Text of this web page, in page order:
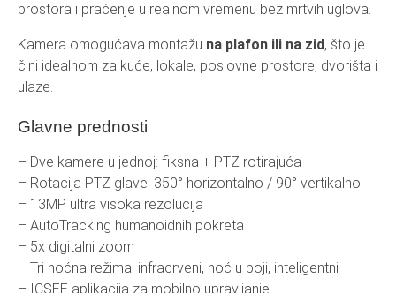
prostora i praćenje u realnom vremenu bez mrtvih uglova.
Kamera omogućava montažu na plafon ili na zid, što je
čini idealnom za kuće, lokale, poslovne prostore, dvorišta i
ulaze.
Glavne prednosti
– Dve kamere u jednoj: fiksna + PTZ rotirajuća
– Rotacija PTZ glave: 350° horizontalno / 90° vertikalno
– 13MP ultra visoka rezolucija
– AutoTracking humanoidnih pokreta
– 5x digitalni zoom
– Tri noćna režima: infracrveni, noć u boji, inteligentni
– ICSEE aplikacija za mobilno upravljanje